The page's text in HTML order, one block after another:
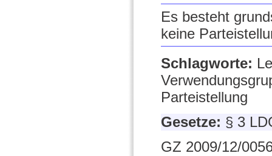
Es besteht
keine
Schlagworte:
Parteistellung
Gesetze: § 3
GZ 2009/12/